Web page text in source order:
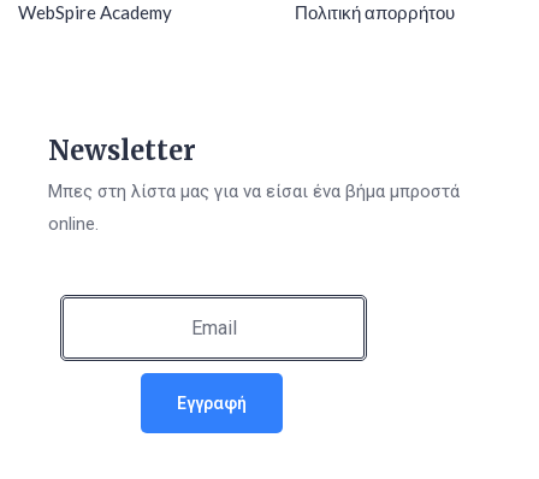
WebSpire Academy
Πολιτική απορρήτου
Newsletter
Μπες στη λίστα μας για να είσαι ένα βήμα μπροστά
online.
Εγγραφή